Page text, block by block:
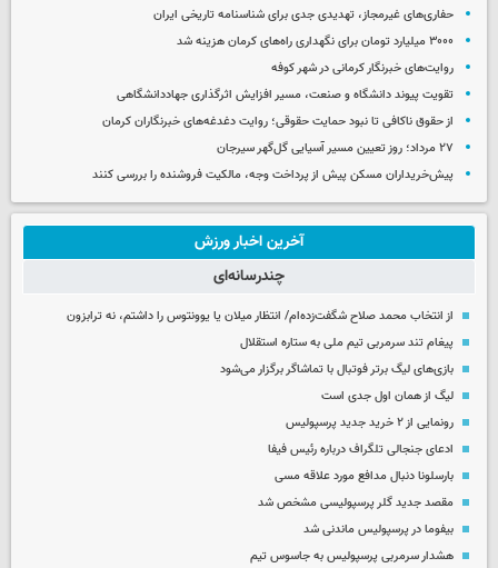
حفاری‌های غیرمجاز، تهدیدی جدی برای شناسنامه تاریخی ایران
۳۰۰۰ میلیارد تومان برای نگهداری راه‌های کرمان هزینه شد
روایت‌های خبرنگار کرمانی در شهر کوفه
تقویت پیوند دانشگاه و صنعت، مسیر افزایش اثرگذاری جهاددانشگاهی
از حقوق ناکافی تا نبود حمایت حقوقی؛ روایت دغدغه‌های خبرنگاران کرمان
۲۷ مرداد؛ روز تعیین مسیر آسیایی گل‌گهر سیرجان
پیش‌خریداران مسکن پیش از پرداخت وجه، مالکیت فروشنده را بررسی کنند
آخرین اخبار ورزش
چندرسانه‌ای
از انتخاب محمد صلاح شگفت‌زده‌ام/ انتظار میلان یا یوونتوس را داشتم، نه ترابزون
پیغام تند سرمربی تیم ملی به ستاره استقلال
بازی‌های لیگ برتر فوتبال با تماشاگر برگزار می‌شود
لیگ از همان اول جدی است
رونمایی از ۲ خرید جدید پرسپولیس
ادعای جنجالی تلگراف درباره رئیس فیفا
بارسلونا دنبال مدافع مورد علاقه مسی
مقصد جدید گلر پرسپولیسی مشخص شد
بیفوما در پرسپولیس ماندنی شد
هشدار سرمربی پرسپولیس به جاسوس تیم